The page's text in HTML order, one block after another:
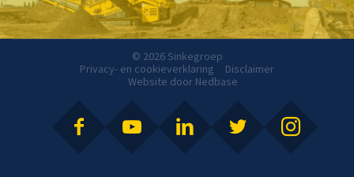
© 2026 Sinkegroep
Privacy- en cookieverklaring
Disclaimer
Website door Nedbase